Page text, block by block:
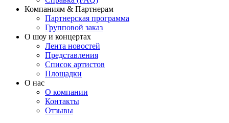
Компаниям & Партнерам
Партнерская программа
Групповой заказ
О шоу и концертах
Лента новостей
Представления
Список артистов
Площадки
О нас
О компании
Контакты
Отзывы